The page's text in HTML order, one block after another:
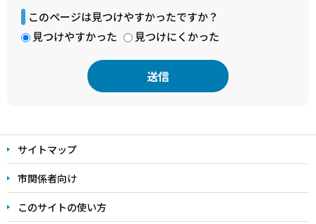
このページは見つけやすかったですか？
見つけやすかった
見つけにくかった
文
こ
こ
ま
で
サイトマップ
市関係者向け
このサイトの使い方